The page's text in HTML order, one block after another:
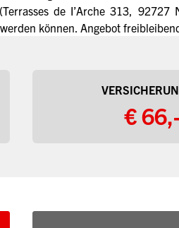
de I’Arche 313, 92727
können. Angebot
€